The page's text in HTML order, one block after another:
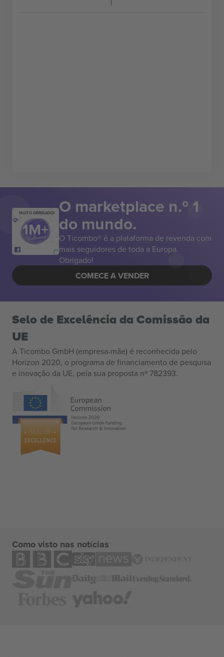
MUITO OBRIGADO! O marketplace n.º 1
do mundo.
O Ticombo® é a plataforma de revenda com
mais seguidores de toda a Europa.
Obrigado!
COMECE A VENDER
Selo de Excelência da Comissão da
UE
A Ticombo GmbH (empresa-mãe) é reconhecida pelo
Horizon 2020, o programa de financiamento de pesquisa
e inovação da UE, pela sua proposta nº 782393.
Como visto nas notícias